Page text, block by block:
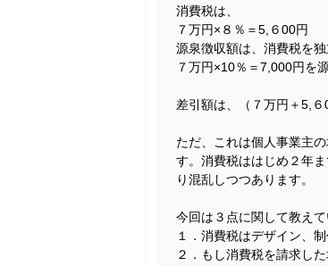
消費税は、
７万円×８％＝5,６00円
源泉徴収額は、消費税を
７万円×10％＝7,000円を
差引額は、（７万円＋5,
ただ、これは個人事業主
す。消費税ははじめ２年
り混乱しつつあります。
今回は３点に関して教え
１．消費税はデザイン、
２．もし消費税を請求し